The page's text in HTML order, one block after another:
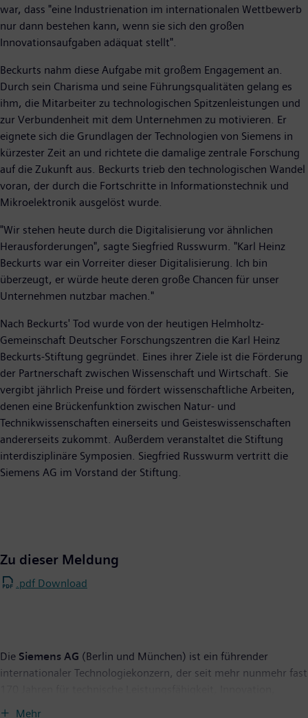
war, dass "eine Industrienation im internationalen Wettbewerb
nur dann bestehen kann, wenn sie sich den großen
Innovationsaufgaben adäquat stellt".
Beckurts nahm diese Aufgabe mit großem Engagement an.
Durch sein Charisma und seine Führungsqualitäten gelang es
ihm, die Mitarbeiter zu technologischen Spitzenleistungen und
zur Verbundenheit mit dem Unternehmen zu motivieren. Er
eignete sich die Grundlagen der Technologien von Siemens in
kürzester Zeit an und richtete die damalige zentrale Forschung
auf die Zukunft aus. Beckurts trieb den technologischen Wandel
voran, der durch die Fortschritte in Informationstechnik und
Mikroelektronik ausgelöst wurde.
"Wir stehen heute durch die Digitalisierung vor ähnlichen
Herausforderungen", sagte Siegfried Russwurm. "Karl Heinz
Beckurts war ein Vorreiter dieser Digitalisierung. Ich bin
überzeugt, er würde heute deren große Chancen für unser
Unternehmen nutzbar machen."
Nach Beckurts' Tod wurde von der heutigen Helmholtz-
Gemeinschaft Deutscher Forschungszentren die Karl Heinz
Beckurts-Stiftung gegründet. Eines ihrer Ziele ist die Förderung
der Partnerschaft zwischen Wissenschaft und Wirtschaft. Sie
vergibt jährlich Preise und fördert wissenschaftliche Arbeiten,
denen eine Brückenfunktion zwischen Natur- und
Technikwissenschaften einerseits und Geisteswissenschaften
andererseits zukommt. Außerdem veranstaltet die Stiftung
interdisziplinäre Symposien. Siegfried Russwurm vertritt die
Siemens AG im Vorstand der Stiftung.
Zu dieser Meldung
.pdf Download
Die Siemens AG (Berlin und München) ist ein führender
internationaler Technologiekonzern, der seit mehr nunmehr fast
Mehr